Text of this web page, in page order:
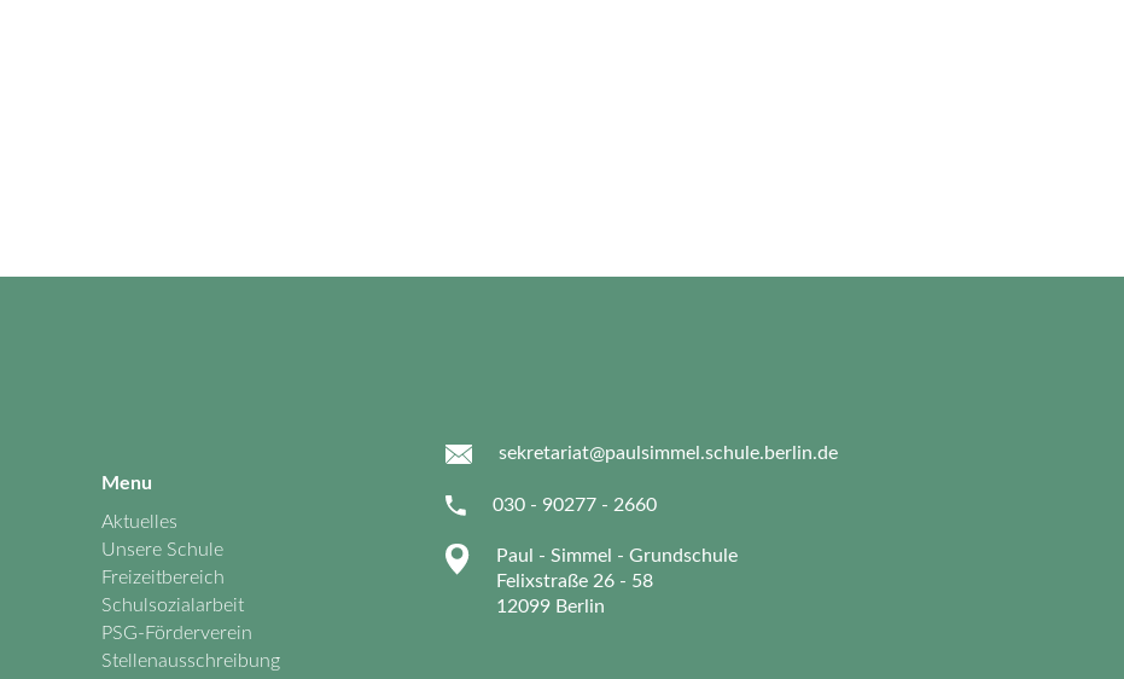
Menu
Aktuelles
Unsere Schule
Freizeitbereich
Schulsozialarbeit
PSG-Förderverein
Stellenausschreibung
sekretariat@paulsimmel.schule.berlin.de
030 - 90277 - 2660
Paul - Simmel - Grundschule
Felixstraße 26 - 58
12099 Berlin